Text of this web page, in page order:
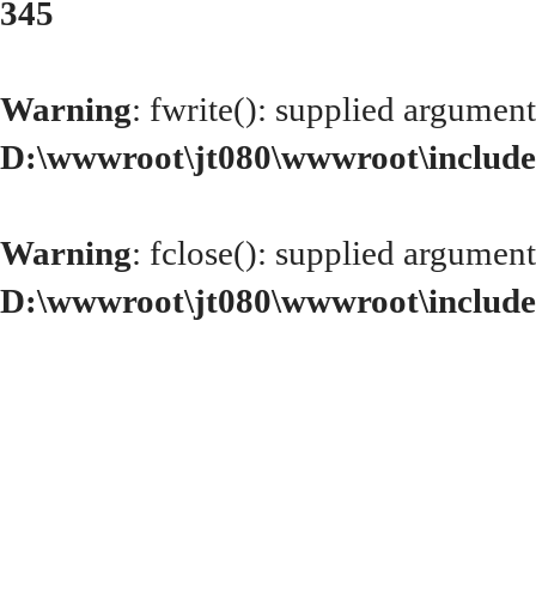
345
Warning: fwrite(): supplied
Warning: fclose(): supplied